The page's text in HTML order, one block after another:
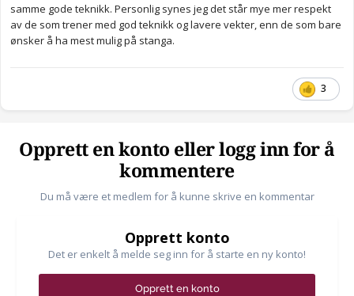
samme gode teknikk. Personlig synes jeg det står mye mer respekt
av de som trener med god teknikk og lavere vekter, enn de som bare
ønsker å ha mest mulig på stanga.
3
Opprett en konto eller logg inn for å
kommentere
Du må være et medlem for å kunne skrive en kommentar
Opprett konto
Det er enkelt å melde seg inn for å starte en ny konto!
Opprett en konto